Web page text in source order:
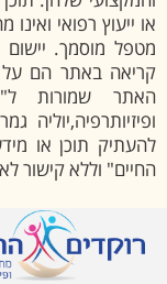
או ייעוץ רפואי
מטפל מוסמך.
קריאה באתר הם על
האתר שמורות
ופיזיותרפיה,יוליה
להעתיק תוכן או
החיים" וללא קישור